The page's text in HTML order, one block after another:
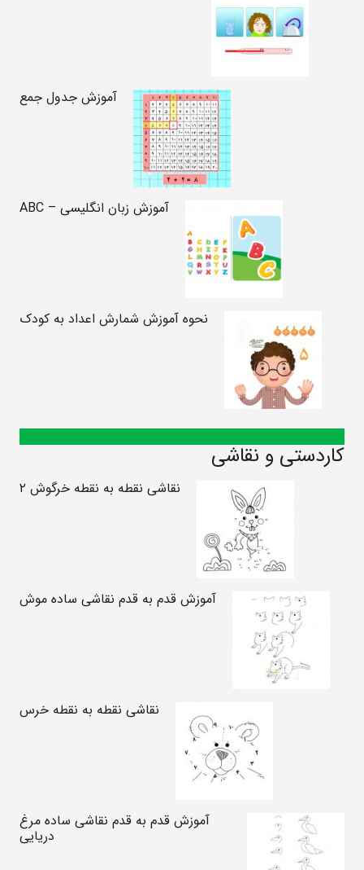
آموزش جدول جمع
آموزش زبان انگلیسی – ABC
نحوه آموزش شمارش اعداد به کودک
کاردستی و نقاشی
نقاشی نقطه به نقطه خرگوش ۲
آموزش قدم به قدم نقاشی ساده موش
نقاشی نقطه به نقطه خرس
آموزش قدم به قدم نقاشی ساده مرغ
دریایی